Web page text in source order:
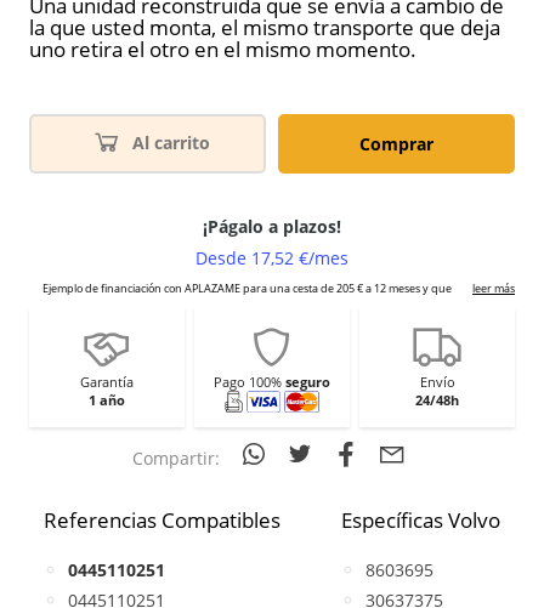
la que usted monta, el mismo transporte que deja
uno retira el otro en el mismo momento.
Al carrito Comprar
Garantía
1 año
Pago 100% seguro
Envío
24/48h
Compartir:
Referencias Compatibles
0445110251
0445110251
Específicas Volvo
8603695
30637375